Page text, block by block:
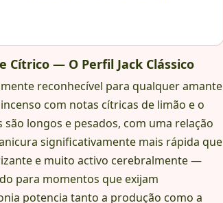
Cítrico — O Perfil Jack Clássico
reconhecível para qualquer amante
com notas cítricas de limão e o
longos e pesados, com uma relação
significativamente mais rápida que
e muito activo cerebralmente —
para momentos que exijam
potencia tanto a produção como a